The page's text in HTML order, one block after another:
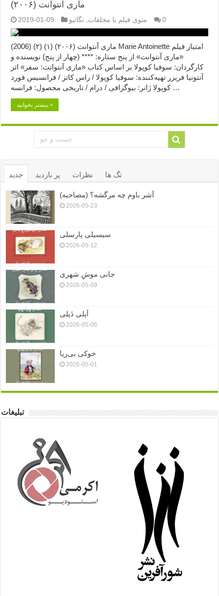
ماری آنتوانت (۲۰۰۶)
2019-01-09 منوی فیلم با مخلفات نگاتیو 0
ماری آنتوانت (۲۰۰۶) (۱) (۲) (2006) Marie Antoinette امتیاز فیلم
«ماری آنتوانت» از پنج ستاره: **** (چهار از پنج) نویسنده و
کارگردان: سوفیا کوپولا بر اساس کتاب «ماری آنتوانت: سفر» اثر
آنتونیا فریزر تهیه‌کننده: سوفیا کوپولا / راس کاتز / فرانسیس فورد
کوپولا ژانر: بیوگرافی / درام / تاریخی محصول: فرانسه …
بیشتر بخوانید »
جدید پر بازدید نظرات تگ ها
آشر باوم چه مرگشه؟ (مصاحبه)
2026-05-23
سیسیلی پارسلی
2026-05-12
جانی موشِ شهری
2026-05-09
اَپلی دَپلی
2026-05-06
خوکی بی‌ریا
2026-05-01
تبلیغات